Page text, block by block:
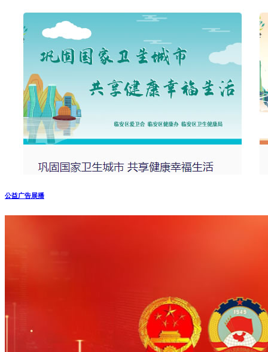
公益广告展播